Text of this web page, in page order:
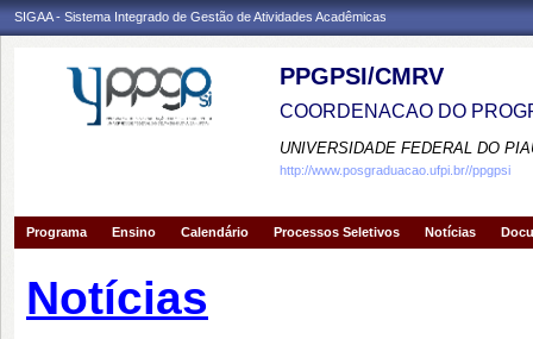
SIGAA - Sistema Integrado de Gestão de Atividades Acadêmicas
PPGPSI/CMRV
COORDENACAO DO
UNIVERSIDADE FEDERAL DO
http://www.posgraduacao.ufpi.br//ppgpsi
Programa Ensino Calendário Processos Seletivos Notícias
Notícias